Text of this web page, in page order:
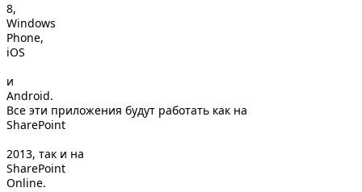
8,
Windows
Phone,
iOS
и
Android.
Все эти приложения будут работать как на
SharePoint
2013, так и на
SharePoint
Online.